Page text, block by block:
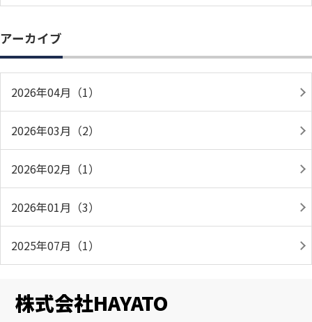
アーカイブ
2026年04月（1）
2026年03月（2）
2026年02月（1）
2026年01月（3）
2025年07月（1）
株式会社HAYATO